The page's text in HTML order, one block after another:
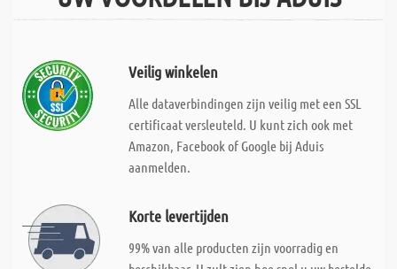
Veilig winkelen
Alle dataverbindingen zijn veilig met een SSL
certificaat versleuteld. U kunt zich ook met
Amazon, Facebook of Google bij Aduis
aanmelden.
Korte levertijden
99% van alle producten zijn voorradig en